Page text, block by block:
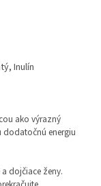
Inulín
ako výrazný
dodatočnú energiu
dojčiace ženy.